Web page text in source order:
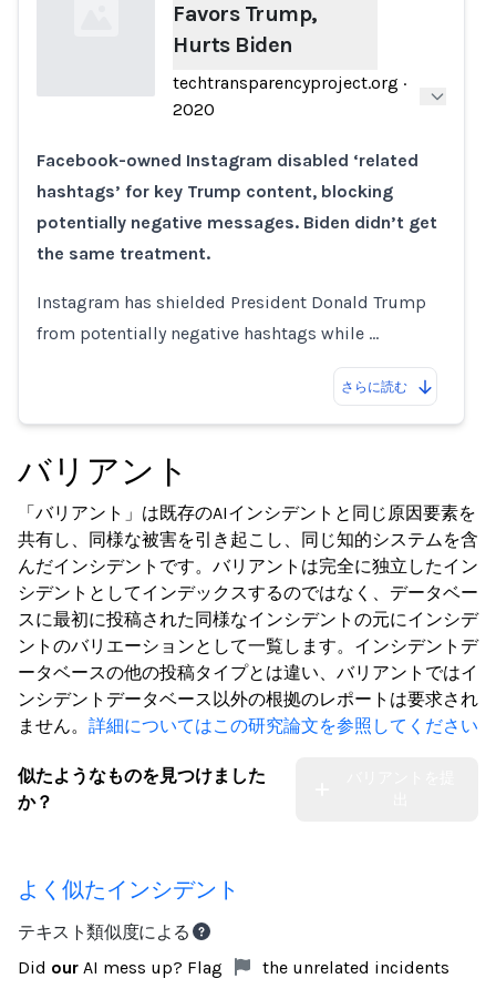
Favors Trump,
Hurts Biden
techtransparencyproject.org ·
2020
Facebook-owned Instagram disabled ‘related
hashtags’ for key Trump content, blocking
potentially negative messages. Biden didn’t get
the same treatment.
Instagram has shielded President Donald Trump
from potentially negative hashtags while …
さらに読む
バリアント
「バリアント」は既存のAIインシデントと同じ原因要素を
共有し、同様な被害を引き起こし、同じ知的システムを含
んだインシデントです。バリアントは完全に独立したイン
シデントとしてインデックスするのではなく、データベー
スに最初に投稿された同様なインシデントの元にインシデ
ントのバリエーションとして一覧します。インシデントデ
ータベースの他の投稿タイプとは違い、バリアントではイ
ンシデントデータベース以外の根拠のレポートは要求され
ません。 詳細についてはこの研究論文を参照してください
似たようなものを見つけました
か？
よく似たインシデント
テキスト類似度による
Did our AI mess up? Flag the unrelated incidents